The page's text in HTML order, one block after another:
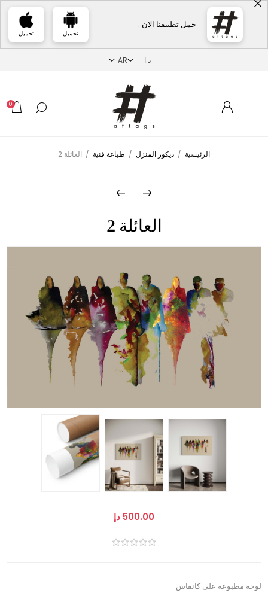
حمل تطبيقنا الان .
تحميل تحميل
0
الرئيسية / ديكور المنزل / طباعة فنية / العائلة 2
العائلة 2
500.00 دإ
لوحة مطبوعة على كانفاس